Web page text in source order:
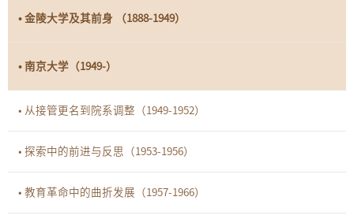
• 金陵大学及其前身 （1888-1949）
• 南京大学（1949-）
• 从接管更名到院系调整（1949-1952）
• 探索中的前进与反思（1953-1956）
• 教育革命中的曲折发展（1957-1966）